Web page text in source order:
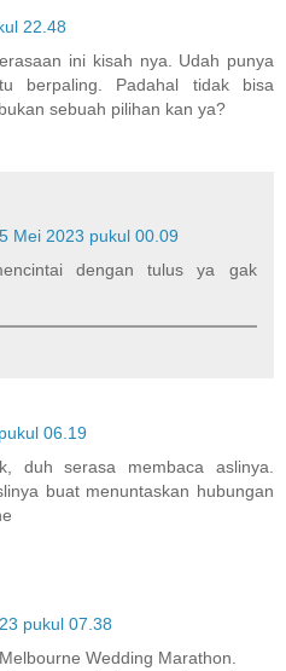
22.48
ini kisah nya. Udah punya
berpaling. Padahal tidak bisa
sebuah pilihan kan ya?
Mei 2023 pukul 00.09
dengan tulus ya gak
06.19
duh serasa membaca aslinya.
buat menuntaskan hubungan
pukul 07.38
Wedding Marathon.